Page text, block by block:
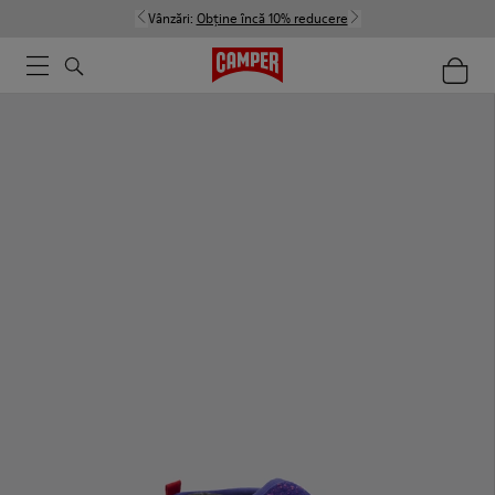
Vânzări: Obține încă 10% reducere